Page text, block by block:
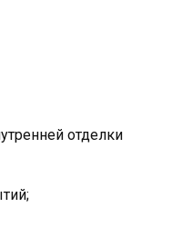
отделки